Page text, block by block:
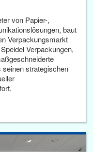
von Papier-,
baut
Verpackungsmarkt
Verpackungen,
strategischen